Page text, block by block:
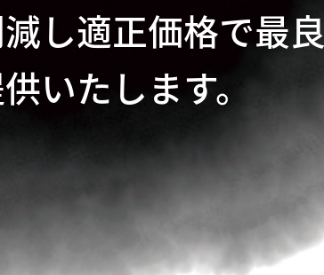
し適正価格で最良
いたします。